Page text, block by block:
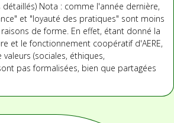
Nota : comme l'année dernière,
et "loyauté des pratiques" sont moins
de forme. En effet, étant donné la
et le fonctionnement coopératif d'AERE,
(sociales, éthiques,
pas formalisées, bien que partagées